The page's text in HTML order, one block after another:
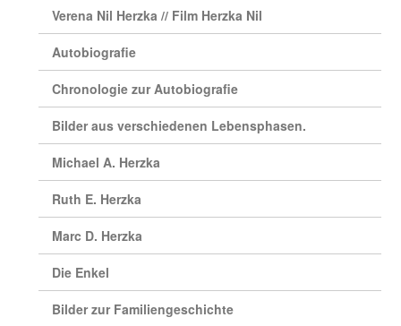
Verena Nil Herzka // Film Herzka Nil
Autobiografie
Chronologie zur Autobiografie
Bilder aus verschiedenen Lebensphasen.
Michael A. Herzka
Ruth E. Herzka
Marc D. Herzka
Die Enkel
Bilder zur Familiengeschichte